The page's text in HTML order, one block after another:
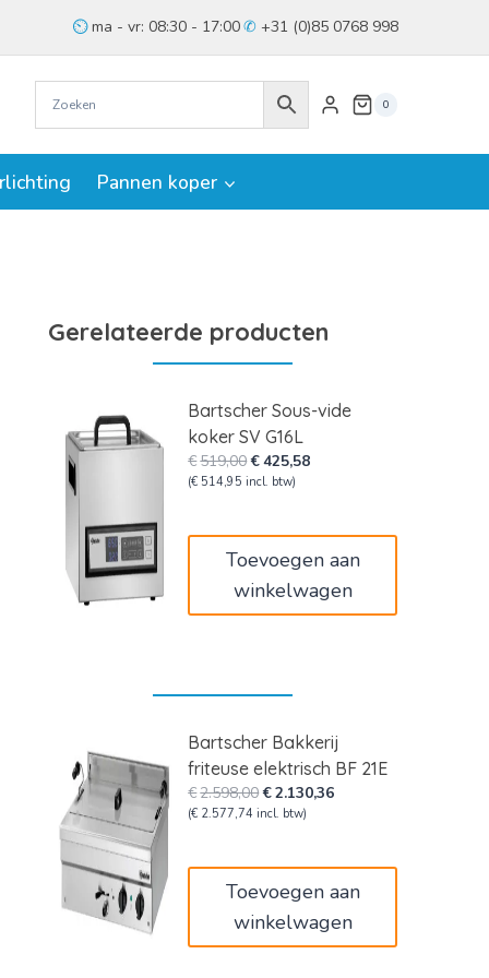
ma - vr: 08:30 - 17:00 +31 (0)85 0768 998
0
Pannen koper
Gerelateerde producten
Bartscher Sous-vide
koker SV G16L
€519,00Oorspronkelijke
prijs
€425,58Huidige
(€ 514,95 incl. btw)
Toevoegen aan
winkelwagen
Bartscher Bakkerij
friteuse elektrisch BF 21E
€2.598,00Oorspronkelijke
prijs
€2.130,36Huidige
(€ 2.577,74 incl. btw)
Toevoegen aan
winkelwagen